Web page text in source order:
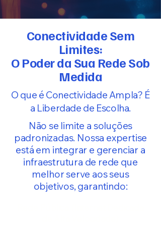
Conectividade Sem
Limites:
O Poder da Sua Rede Sob
Medida
O que é Conectividade Ampla? É
a Liberdade de Escolha.
Não se limite a soluções
padronizadas. Nossa expertise
está em integrar e gerenciar a
infraestrutura de rede que
melhor serve aos seus
objetivos, garantindo: